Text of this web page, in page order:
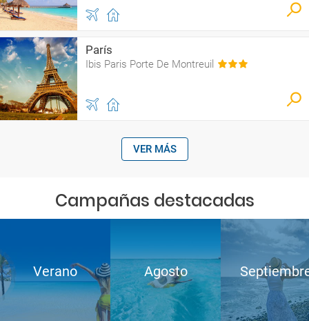
París
Ibis Paris Porte De Montreuil
VER MÁS
Campañas destacadas
Verano Agosto